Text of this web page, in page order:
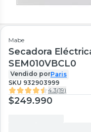
Mabe
Secadora
SEM010VBCL0
Vendido porParis
SKU 932903999
4.3(19)
$249.990